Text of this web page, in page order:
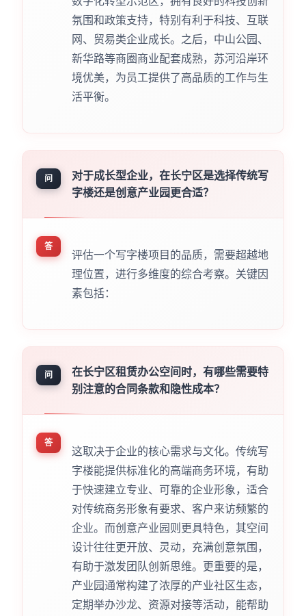
氛围和政策支持，特别有利于科技、互联
网、贸易类企业成长。之后，中山公园、
新华路等商圈商业配套成熟，苏河沿岸环
境优美，为员工提供了高品质的工作与生
活平衡。
问
对于成长型企业，在长宁区是选择传统写
字楼还是创意产业园更合适？
答
评估一个写字楼项目的品质，需要超越地
理位置，进行多维度的综合考察。关键因
素包括：
问
在长宁区租赁办公空间时，有哪些需要特
别注意的合同条款和隐性成本？
答
这取决于企业的核心需求与文化。传统写
字楼能提供标准化的高端商务环境，有助
于快速建立专业、可靠的企业形象，适合
对传统商务形象有要求、客户来访频繁的
企业。而创意产业园则更具特色，其空间
设计往往更开放、灵动，充满创意氛围，
有助于激发团队创新思维。更重要的是，
产业园通常构建了浓厚的产业社区生态，
定期举办沙龙、资源对接等活动，能帮助